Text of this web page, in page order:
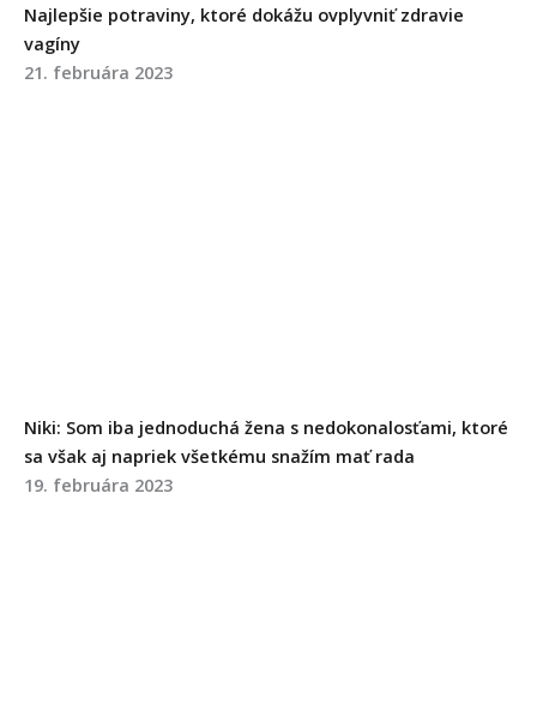
Najlepšie potraviny, ktoré dokážu ovplyvniť zdravie
vagíny
21. februára 2023
Niki: Som iba jednoduchá žena s nedokonalosťami, ktoré
sa však aj napriek všetkému snažím mať rada
19. februára 2023